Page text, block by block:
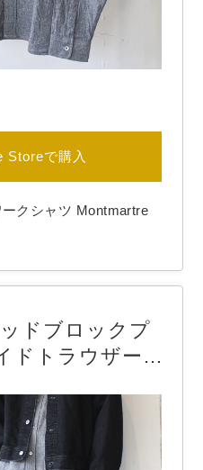
Storeで購入
クシャツ Montmartre
century / アナザートゥ
ドブロックプ
ドトラウザー